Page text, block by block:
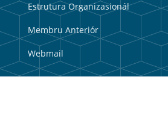
Estrutura Organizasionál
Membru Anteriór
Webmail